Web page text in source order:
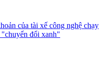
của tài xế công nghệ chạy
"chuyển đổi xanh"